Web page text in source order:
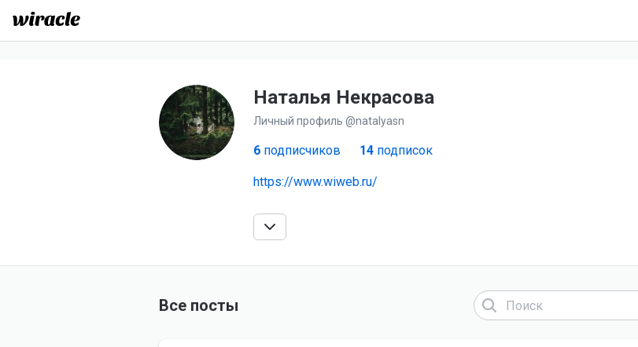
НН
Наталья Некрасова
Личный профиль @natalyasn
6 подписчиков 14 подписок
https://www.wiweb.ru/
Все посты